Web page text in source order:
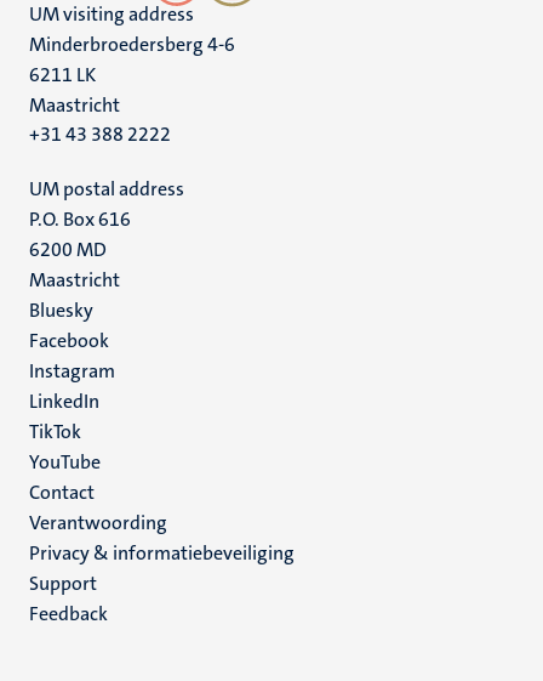
UM visiting address
Minderbroedersberg 4-6
6211 LK
Maastricht
+31 43 388 2222
UM postal address
P.O. Box 616
6200 MD
Maastricht
Social
media
Bluesky
Facebook
Instagram
LinkedIn
TikTok
YouTube
Menu
footer
(NL)
Contact
Verantwoording
Privacy & informatiebeveiliging
Support
Feedback